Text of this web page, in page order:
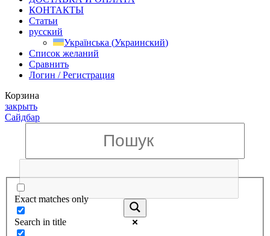
КОНТАКТЫ
Статьи
русский
Українська (Украинский)
Список желаний
Сравнить
Логин / Регистрация
Корзина
закрыть
Сайдбар
Exact matches only
Search in title